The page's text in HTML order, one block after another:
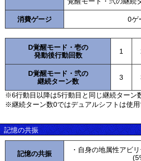
消費ゲージ 0ゲ
D覚醒モード・壱の
発動後行動回数
1
D覚醒モード・弐の
継続ターン数
3
※6行動目以降は5行動目と同じ継続ターン
※継続ターン数0ではデュアルシフトは使
記憶の共振
記憶の共振
・自身の地属性アビ